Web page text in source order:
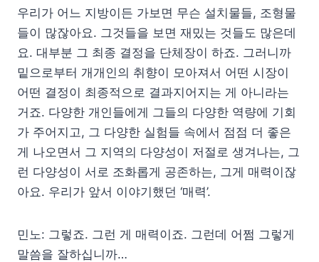
우리가 어느 지방이든 가보면 무슨 설치물들, 조형물
들이 많잖아요. 그것들을 보면 재밌는 것들도 많은데
요. 대부분 그 최종 결정을 단체장이 하죠. 그러니까
밑으로부터 개개인의 취향이 모아져서 어떤 시장이
어떤 결정이 최종적으로 결과지어지는 게 아니라는
거죠. 다양한 개인들에게 그들의 다양한 역량에 기회
가 주어지고, 그 다양한 실험들 속에서 점점 더 좋은
게 나오면서 그 지역의 다양성이 저절로 생겨나는, 그
런 다양성이 서로 조화롭게 공존하는, 그게 매력이잖
아요. 우리가 앞서 이야기했던 ‘매력’.
민노: 그렇죠. 그런 게 매력이죠. 그런데 어쩜 그렇게
말씀을 잘하십니까…